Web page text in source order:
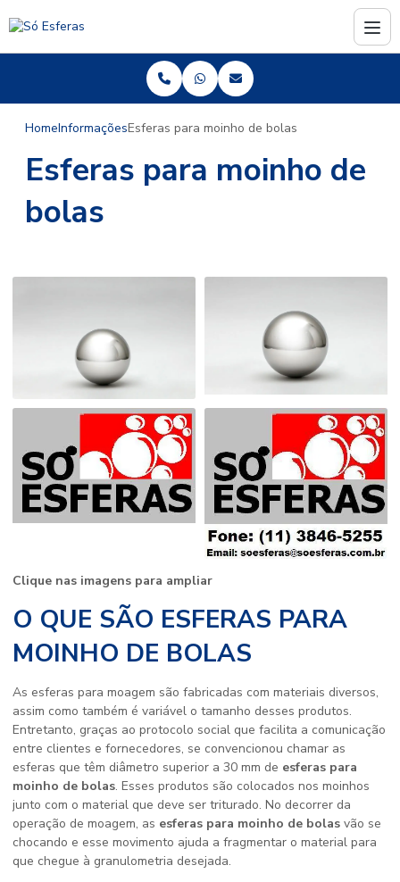
HomeInformaçõesEsferas para moinho de bolas
Esferas para moinho de
bolas
Clique nas imagens para ampliar
O QUE SÃO ESFERAS PARA
MOINHO DE BOLAS
As esferas para moagem são fabricadas com materiais diversos,
assim como também é variável o tamanho desses produtos.
Entretanto, graças ao protocolo social que facilita a comunicação
entre clientes e fornecedores, se convencionou chamar as
esferas que têm diâmetro superior a 30 mm de esferas para
moinho de bolas. Esses produtos são colocados nos moinhos
junto com o material que deve ser triturado. No decorrer da
operação de moagem, as esferas para moinho de bolas vão se
chocando e esse movimento ajuda a fragmentar o material para
que chegue à granulometria desejada.